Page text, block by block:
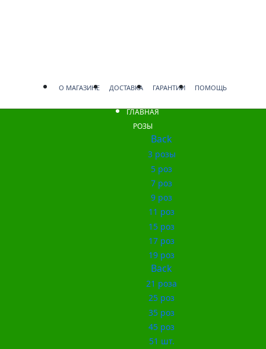
О МАГАЗИНЕ ДОСТАВКА ГАРАНТИИ ПОМОЩЬ
ГЛАВНАЯ
РОЗЫ
Back
3 розы
5 роз
7 роз
9 роз
11 роз
15 роз
17 роз
19 роз
Back
21 роза
25 роз
35 роз
45 роз
51 шт.